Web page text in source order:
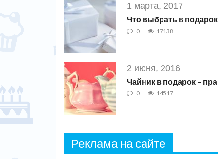
1 марта, 2017
Что выбрать в
0 17138
2 июня, 2016
Чайник в подарок –
0 14517
Реклама на сайте